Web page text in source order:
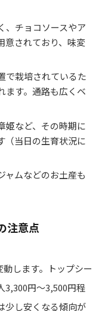
、チョコソースやア
意されており、味変
で栽培されているた
ます。通路も広くベ
姫など、その時期に
（当日の生育状況に
ャムなどのお土産も
注意点
します。トップシー
3,300円～3,500円程
少し安くなる傾向が